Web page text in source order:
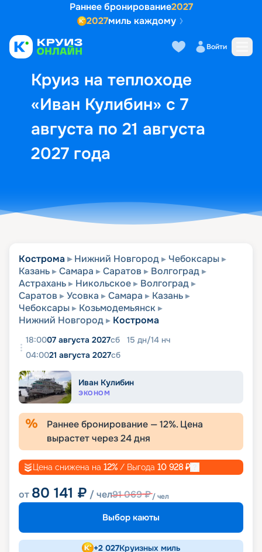
Раннее бронирование2027
2027миль каждому
Войти
Круиз на теплоходе
«Иван Кулибин» с 7
августа по 21 августа
2027 года
Выбор кают Маршрут и
Кострома Нижний Новгород
Чебоксары
Казань
Самара Саратов
Волгоград
Астрахань
Никольское
Волгоград
Саратов
Усовка Самара
Казань
Чебоксары
Козьмодемьянск
Нижний Новгород
Кострома
18:0007 августа 2027сб 15 дн/14 нч
04:0021 августа 2027сб
Иван Кулибин
ЭКОНОМ
Раннее бронирование —12%. Цена
вырастет через24дня
Цена снижена на 12% / Выгода 10 928₽
от 80 141 ₽ / чел91 069₽/ чел
Выбор каюты
+2 027Круизных миль